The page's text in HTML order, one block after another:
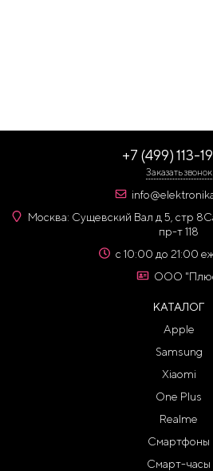
+7 (499) 113-
Заказать звонок
Москва: Сущевский Вал д 5, стр 8
пр-т 118
с 10:00 до 21:00
ООО
КАТАЛОГ
Apple
Samsung
Xiaomi
One Plus
Realme
Смартфоны
Смарт-часы